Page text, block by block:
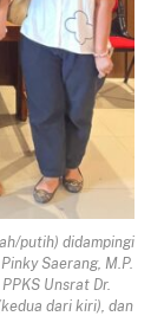
putih) didampingi
Saerang, M.P.
Unsrat Dr.
dari kiri), dan